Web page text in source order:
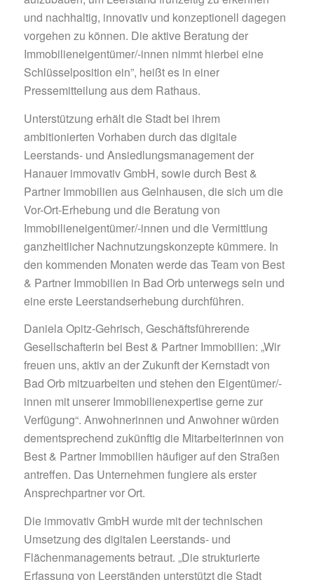
und nachhaltig, innovativ und konzeptionell dagegen
vorgehen zu können. Die aktive Beratung der
Immobilieneigentümer/-innen nimmt hierbei eine
Schlüsselposition ein”, heißt es in einer
Pressemitteilung aus dem Rathaus.
Unterstützung erhält die Stadt bei ihrem
ambitionierten Vorhaben durch das digitale
Leerstands- und Ansiedlungsmanagement der
Hanauer immovativ GmbH, sowie durch Best &
Partner Immobilien aus Gelnhausen, die sich um die
Vor-Ort-Erhebung und die Beratung von
Immobilieneigentümer/-innen und die Vermittlung
ganzheitlicher Nachnutzungskonzepte kümmere. In
den kommenden Monaten werde das Team von Best
& Partner Immobilien in Bad Orb unterwegs sein und
eine erste Leerstandserhebung durchführen.
Daniela Opitz-Gehrisch, Geschäftsführerende
Gesellschafterin bei Best & Partner Immobilien: „Wir
freuen uns, aktiv an der Zukunft der Kernstadt von
Bad Orb mitzuarbeiten und stehen den Eigentümer/-
innen mit unserer Immobilienexpertise gerne zur
Verfügung“. Anwohnerinnen und Anwohner würden
dementsprechend zukünftig die Mitarbeiterinnen von
Best & Partner Immobilien häufiger auf den Straßen
antreffen. Das Unternehmen fungiere als erster
Ansprechpartner vor Ort.
Die immovativ GmbH wurde mit der technischen
Umsetzung des digitalen Leerstands- und
Flächenmanagements betraut. „Die strukturierte
Erfassung von Leerständen unterstützt die Stadt